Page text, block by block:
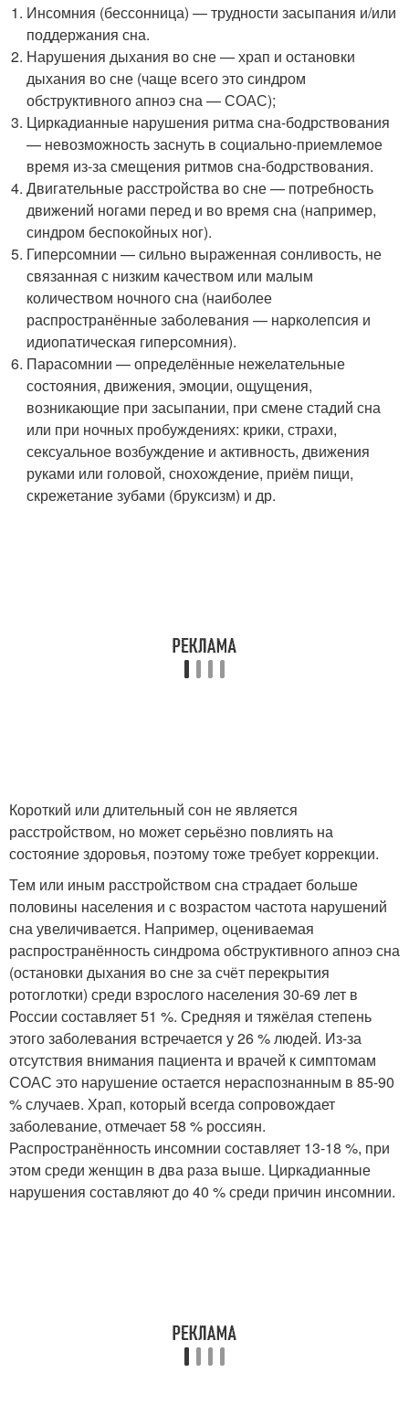
Инсомния (бессонница) — трудности засыпания и/или
поддержания сна.
Нарушения дыхания во сне — храп и остановки
дыхания во сне (чаще всего это синдром
обструктивного апноэ сна — СОАС);
Циркадианные нарушения ритма сна-бодрствования
— невозможность заснуть в социально-приемлемое
время из-за смещения ритмов сна-бодрствования.
Двигательные расстройства во сне — потребность
движений ногами перед и во время сна (например,
синдром беспокойных ног).
Гиперсомнии — сильно выраженная сонливость, не
связанная с низким качеством или малым
количеством ночного сна (наиболее
распространённые заболевания — нарколепсия и
идиопатическая гиперсомния).
Парасомнии — определённые нежелательные
состояния, движения, эмоции, ощущения,
возникающие при засыпании, при смене стадий сна
или при ночных пробуждениях: крики, страхи,
сексуальное возбуждение и активность, движения
руками или головой, снохождение, приём пищи,
скрежетание зубами (бруксизм) и др.
Короткий или длительный сон не является
расстройством, но может серьёзно повлиять на
состояние здоровья, поэтому тоже требует коррекции.
Тем или иным расстройством сна страдает больше
половины населения и с возрастом частота нарушений
сна увеличивается. Например, оцениваемая
распространённость синдрома обструктивного апноэ сна
(остановки дыхания во сне за счёт перекрытия
ротоглотки) среди взрослого населения 30-69 лет в
России составляет 51 %. Средняя и тяжёлая степень
этого заболевания встречается у 26 % людей. Из-за
отсутствия внимания пациента и врачей к симптомам
СОАС это нарушение остается нераспознанным в 85-90
% случаев. Храп, который всегда сопровождает
заболевание, отмечает 58 % россиян.
Распространённость инсомнии составляет 13-18 %, при
этом среди женщин в два раза выше. Циркадианные
нарушения составляют до 40 % среди причин инсомнии.